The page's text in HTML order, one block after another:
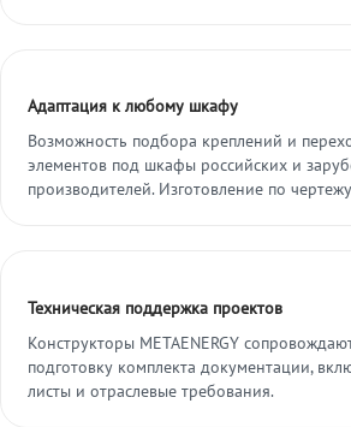
Адаптация к любому шкафу
Возможность подбора креплений и
элементов под шкафы российских и
производителей. Изготовление по
Техническая поддержка проектов
Конструкторы METAENERGY
подготовку комплекта документации,
листы и отраслевые требования.